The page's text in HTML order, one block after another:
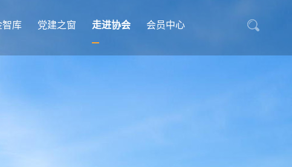
智库 党建之窗 走进协会 会员中心